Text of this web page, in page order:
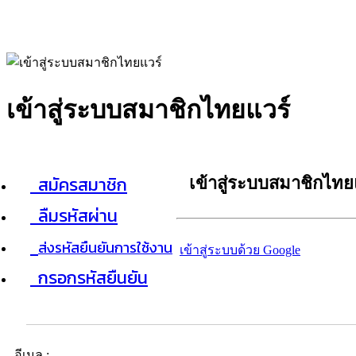
เข้าสู่ระบบสมาชิกไทยแวร์
สมัครสมาชิก
ลืมรหัสผ่าน
ส่งรหัสยืนยันการใช้งาน
กรอกรหัสยืนยัน
เข้าสู่ระบบสมาชิกไท
เข้าสู่ระบบด้วย Google